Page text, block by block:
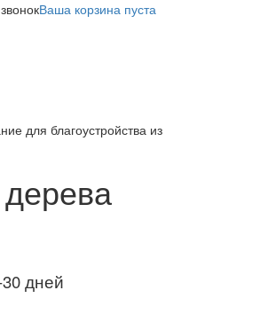
Ваша корзина пуста
для благоустройства из
дней